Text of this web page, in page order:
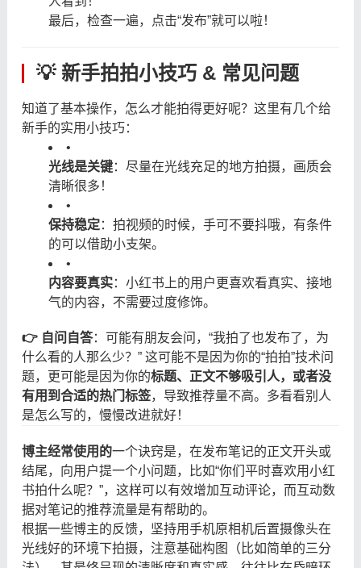
最后，检查一遍，点击“发布”就可以啦！
💡 新手拍拍小技巧 & 常见问题
知道了基本操作，怎么才能拍得更好呢？这里有几个给
新手的实用小技巧：
•
光线是关键：尽量在光线充足的地方拍摄，画质会
清晰很多！
•
保持稳定：拍视频的时候，手可不要抖哦，有条件
的可以借助小支架。
•
内容要真实：小红书上的用户更喜欢看真实、接地
气的内容，不需要过度修饰。
👉 自问自答：可能有朋友会问，“我拍了也发布了，为
什么看的人那么少？” 这可能不是因为你的“拍拍”技术问
题，更可能是因为你的标题、正文不够吸引人，或者没
有用到合适的热门标签，导致推荐量不高。多看看别人
是怎么写的，慢慢改进就好！
博主经常使用的一个诀窍是，在发布笔记的正文开头或
结尾，向用户提一个小问题，比如“你们平时喜欢用小红
书拍什么呢？”，这样可以有效增加互动评论，而互动数
据对笔记的推荐流量是有帮助的。
根据一些博主的反馈，坚持用手机原相机后置摄像头在
光线好的环境下拍摄，注意基础构图（比如简单的三分